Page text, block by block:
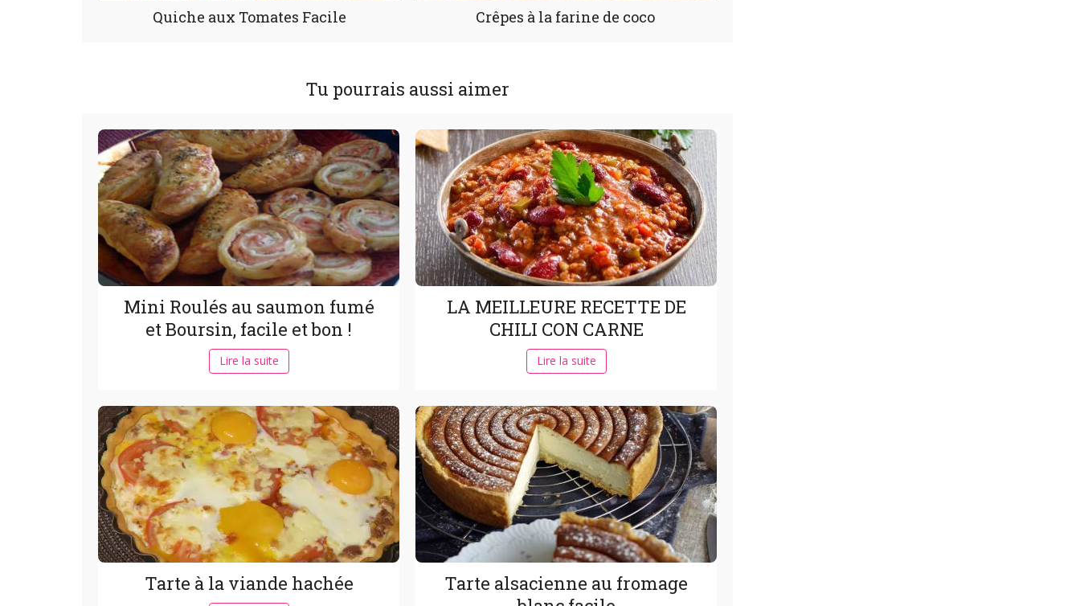
Quiche aux Tomates Facile Crêpes à la farine de coco
Tu pourrais aussi aimer
Mini Roulés au saumon fumé
et Boursin, facile et bon !
Lire la suite
LA MEILLEURE RECETTE DE
CHILI CON CARNE
Lire la suite
Tarte à la viande hachée
Tarte alsacienne au fromage